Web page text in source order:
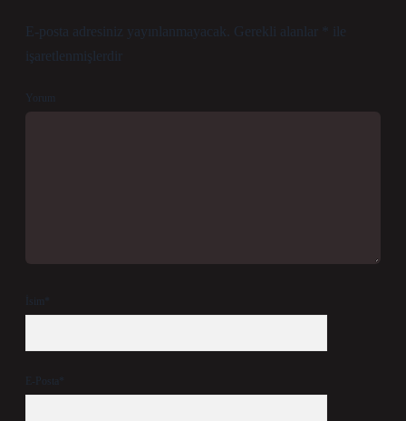
E-posta adresiniz yayınlanmayacak. Gerekli alanlar
ile
işaretlenmişlerdir
Yorum
İsim*
E-Posta*